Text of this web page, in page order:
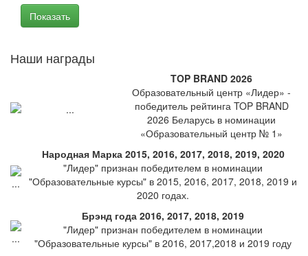
Наши награды
TOP BRAND 2026
Образовательный центр «Лидер» -
победитель рейтинга TOP BRAND
2026 Беларусь в номинации
«Образовательный центр № 1»
Народная Марка 2015, 2016, 2017, 2018, 2019, 2020
"Лидер" признан победителем в номинации
"Образовательные курсы" в 2015, 2016, 2017, 2018, 2019 и
2020 годах.
Брэнд года 2016, 2017, 2018, 2019
"Лидер" признан победителем в номинации
"Образовательные курсы" в 2016, 2017,2018 и 2019 году